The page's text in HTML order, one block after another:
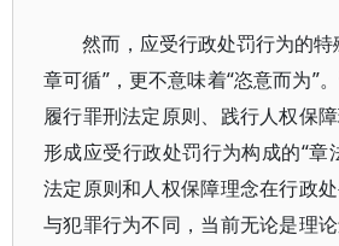
然而，应受行政处罚行为的
章可循”，更不意味着“恣意而为”
履行罪刑法定原则、践行人权保
形成应受行政处罚行为构成的“章
法定原则和人权保障理念在行政
与犯罪行为不同，当前无论是理